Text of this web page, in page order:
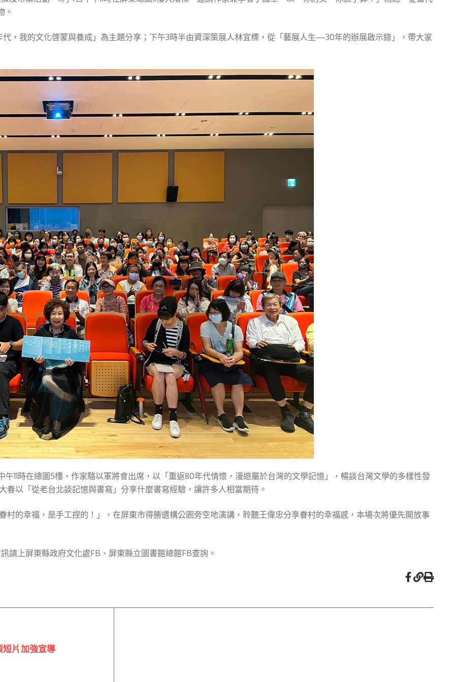
。
，我的文化啓蒙與養成」為主題分享；下午3時半由資深策展人林宜標，從「藝展人生—30年的辦展啟示錄」，帶大家
午11時在總圖5樓，作家駱以軍將會出席，以「重返80年代情懷，漫遊屬於台灣的文學記憶」，暢談台灣文學的多樣性發
春以「從老台北談記憶與書寫」分享什麼書寫經驗，讓許多人相當期待。
村的幸福，是手工捏的！」，在屏東市得勝遺構公園旁空地演講，聆聽王偉忠分享眷村的幸福感，本場次將優先開放事
請上屏東縣政府文化處FB、屏東縣立圖書館總館FB查詢。
短片加強宣導